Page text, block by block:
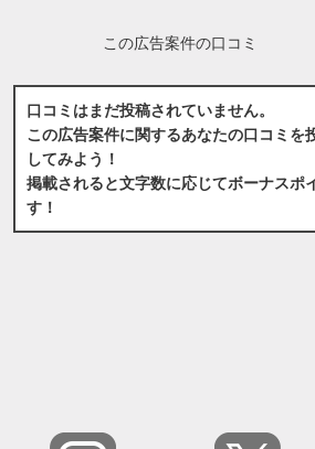
この広告案件の口コミ
口コミはまだ投稿されていません。
この広告案件に関するあなたの口コミを
してみよう！
掲載されると文字数に応じてボーナスポ
す！